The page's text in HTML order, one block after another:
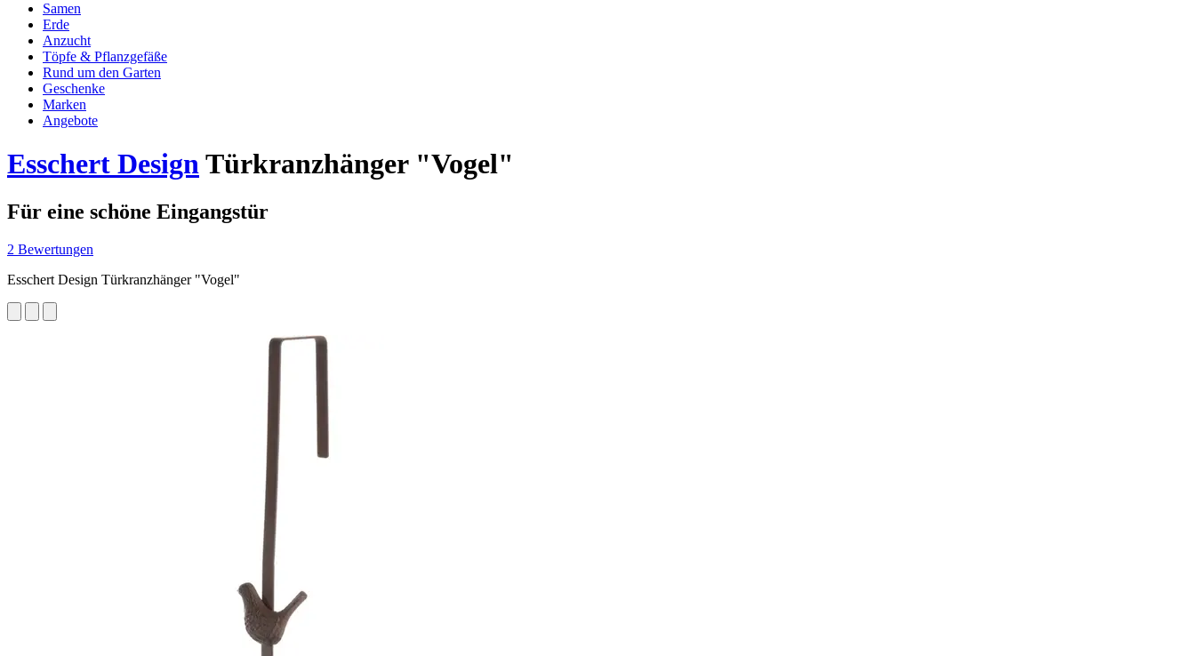
Samen
Erde
Anzucht
Töpfe & Pflanzgefäße
Rund um den Garten
Geschenke
Marken
Angebote
Esschert DesignTürkranzhänger "Vogel"
Für eine schöne Eingangstür
2 Bewertungen
Esschert Design Türkranzhänger "Vogel"